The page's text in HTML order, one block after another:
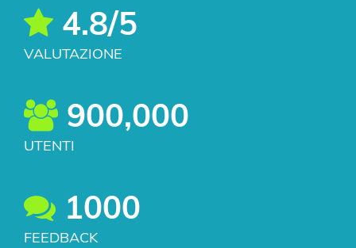
4.8/5
VALUTAZIONE
900,000
UTENTI
1000
FEEDBACK